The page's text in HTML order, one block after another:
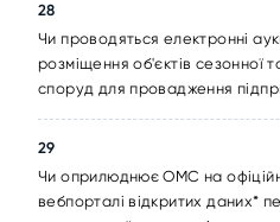
28
Чи проводяться електронні
розміщення об'єктів сезонної
споруд для провадження
29
Чи оприлюднює ОМС на
вебпорталі відкритих даних*